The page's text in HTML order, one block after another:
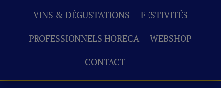
VINS & DÉGUSTATIONS
FESTIVITÉS
PROFESSIONNELS HORECA
WEBSHOP
CONTACT